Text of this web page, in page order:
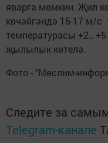
яварга мөмкин. Җил
көчәйгәндә 15-17 м/с
температурасы +2.. +5
җылылык көтелә.
Фото - "Мөслим-
Следите за
Telegram-канале